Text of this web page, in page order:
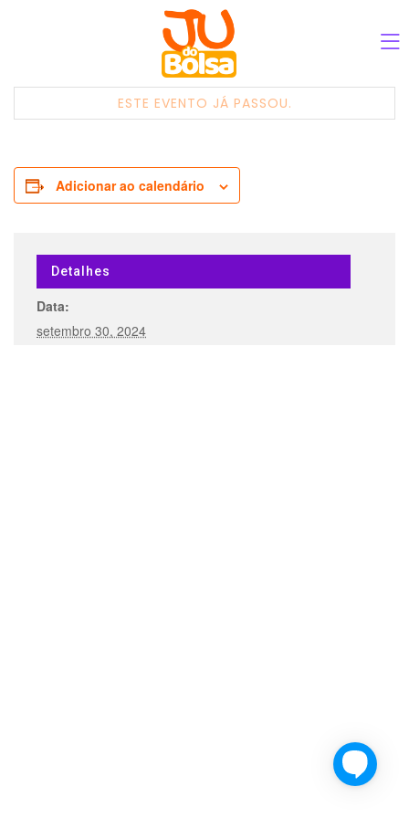
ESTE EVENTO JÁ PASSOU.
Adicionar ao calendário
Detalhes
Data:
setembro 30, 2024